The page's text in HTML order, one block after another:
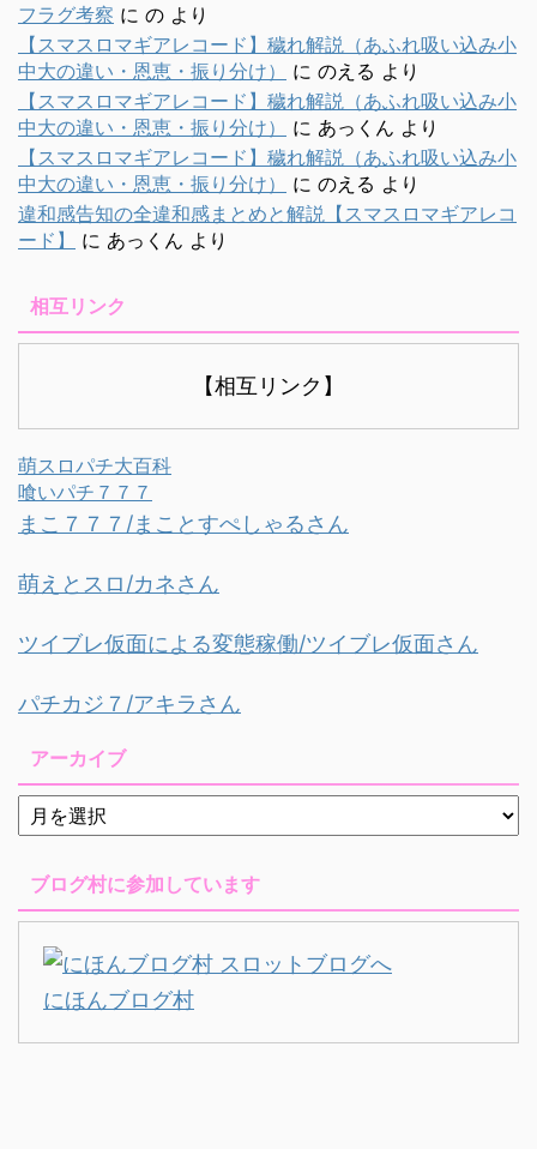
フラグ考察 に の より
【スマスロマギアレコード】穢れ解説（あふれ吸い込み小
中大の違い・恩恵・振り分け）
に のえる より
【スマスロマギアレコード】穢れ解説（あふれ吸い込み小
中大の違い・恩恵・振り分け）
に あっくん より
【スマスロマギアレコード】穢れ解説（あふれ吸い込み小
中大の違い・恩恵・振り分け）
に のえる より
違和感告知の全違和感まとめと解説【スマスロマギアレコ
ード】
に あっくん より
相互リンク
【相互リンク】
萌スロパチ大百科
喰いパチ７７７
まこ７７７/まことすぺしゃるさん
萌えとスロ/カネさん
ツイブレ仮面による変態稼働/ツイブレ仮面さん
パチカジ７/アキラさん
アーカイブ
ブログ村に参加しています
にほんブログ村